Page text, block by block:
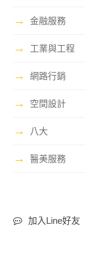
→ 金融服務
→ 工業與工程
→ 網路行銷
→ 空間設計
→ 八大
→ 醫美服務
加入Line好友